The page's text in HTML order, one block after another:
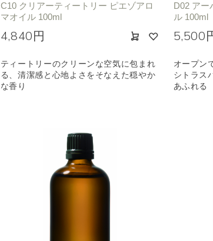
C10 クリアーティートリー ピエゾアロ
マオイル 100ml
4,840円
ティートリーのクリーンな空気に包まれ
る、清潔感と心地よさをそなえた穏やか
な香り
D02 アー
ル 100ml
5,500
オープン
シトラス
あふれる